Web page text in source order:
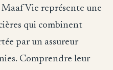
Vie représente une
qui combinent
par un assureur
Comprendre leur